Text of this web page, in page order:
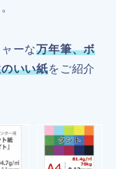
ーな万年筆、ボ
いい紙をご紹介